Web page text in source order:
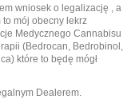
wniosek o legalizację , a
to mój obecny lekrz
Medycznego Cannabisu
(Bedrocan, Bedrobinol,
które to będę mógł
Dealerem.